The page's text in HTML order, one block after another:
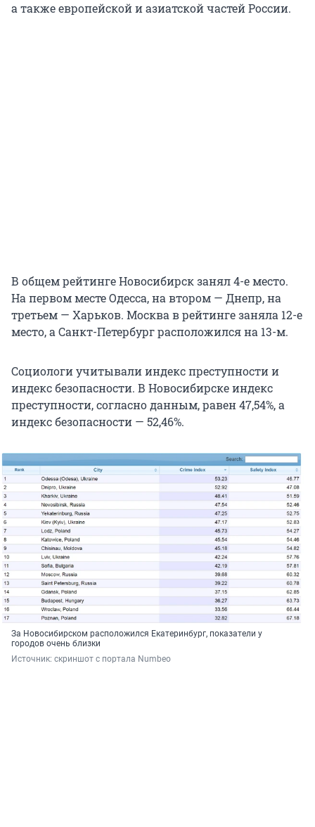
а также европейской и азиатской частей России.
В общем рейтинге Новосибирск занял 4-е место.
На первом месте Одесса, на втором — Днепр, на
третьем — Харьков. Москва в рейтинге заняла 12-е
место, а Санкт-Петербург расположился на 13-м.
Социологи учитывали индекс преступности и
индекс безопасности. В Новосибирске индекс
преступности, согласно данным, равен 47,54%, а
индекс безопасности — 52,46%.
За Новосибирском расположился Екатеринбург, показатели у
городов очень близки
Источник: скриншот с портала Numbeo